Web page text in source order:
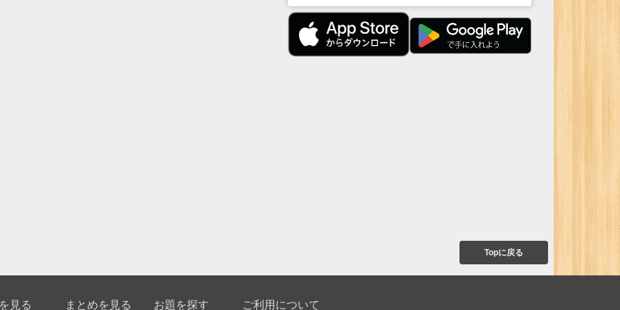
Topに戻る
見る まとめを見る お題を探す ご利用について